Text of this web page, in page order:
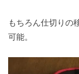
もちろん仕切りの
可能。